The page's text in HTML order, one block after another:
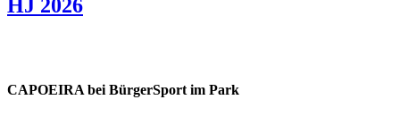
HJ 2026
CAPOEIRA bei BürgerSport im Park